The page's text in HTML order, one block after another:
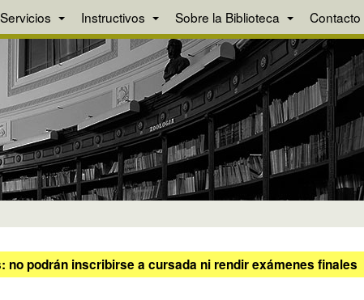
Servicios Instructivos Sobre la Biblioteca Contacto
podrán inscribirse a cursada ni rendir exámenes finales